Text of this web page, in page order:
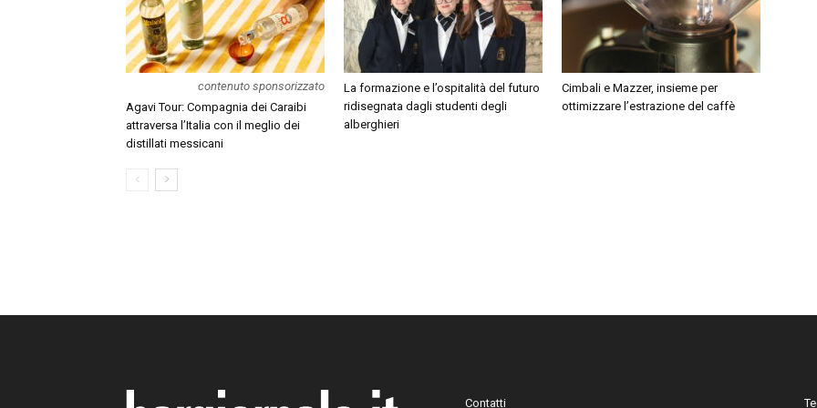
contenuto sponsorizzato
Agavi Tour: Compagnia dei Caraibi
attraversa l’Italia con il meglio dei
distillati messicani
La formazione e l’ospitalità del futuro
ridisegnata dagli studenti degli
alberghieri
Cimbali e Mazzer, insieme per
ottimizzare l’estrazione del caffè
Contatti